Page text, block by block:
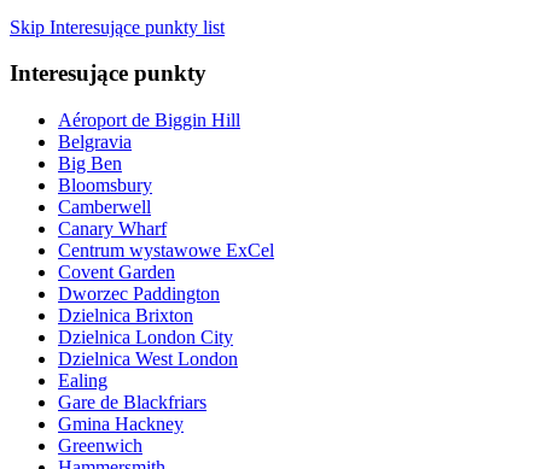
Skip Interesujące punkty list
Interesujące punkty
Aéroport de Biggin Hill
Belgravia
Big Ben
Bloomsbury
Camberwell
Canary Wharf
Centrum wystawowe ExCel
Covent Garden
Dworzec Paddington
Dzielnica Brixton
Dzielnica London City
Dzielnica West London
Ealing
Gare de Blackfriars
Gmina Hackney
Greenwich